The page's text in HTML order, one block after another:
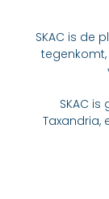
SKAC is de
tegenkomt,
SKAC
Taxandria,